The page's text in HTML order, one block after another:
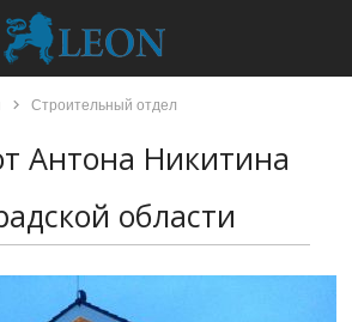
chevron_right Строительный отдел
Антона Никитина
области